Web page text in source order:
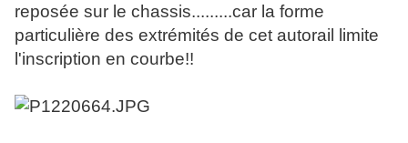
reposée sur le chassis.........car la forme
particulière des extrémités de cet autorail limite
l'inscription en courbe!!